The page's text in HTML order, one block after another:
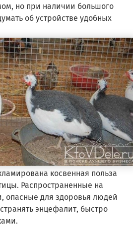
но при наличии большого
об устройстве удобных
косвенная польза
Распространенные на
опасные для здоровья людей
энцефалит, быстро